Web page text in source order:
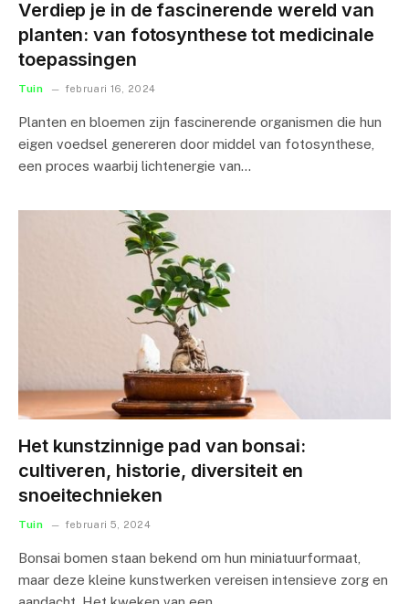
Verdiep je in de fascinerende wereld van
planten: van fotosynthese tot medicinale
toepassingen
Tuin februari 16, 2024
Planten en bloemen zijn fascinerende organismen die hun
eigen voedsel genereren door middel van fotosynthese,
een proces waarbij lichtenergie van…
Het kunstzinnige pad van bonsai:
cultiveren, historie, diversiteit en
snoeitechnieken
Tuin februari 5, 2024
Bonsai bomen staan bekend om hun miniatuurformaat,
maar deze kleine kunstwerken vereisen intensieve zorg en